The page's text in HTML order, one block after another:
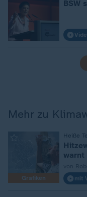
BSW
Mehr zu
Grafiken
Heiße
warnt
mit